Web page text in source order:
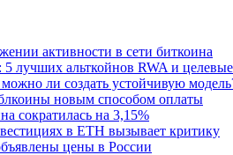
активности в сети биткоина
5 лучших альткойнов RWA и
ли создать устойчивую
новым способом оплаты
сократилась на 3,15%
в ETH вызывает критику
цены в России